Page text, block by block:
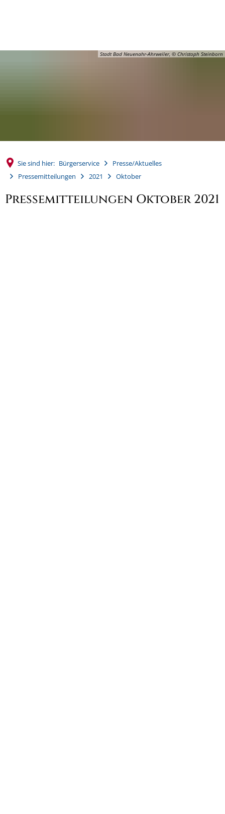
Stadt Bad Neuenahr-Ahrweiler, © Christoph Steinborn
Sie sind hier: Bürgerservice
Presse/Aktuelles
Pressemitteilungen
2021 Oktober
Pressemitteilungen Oktober 2021